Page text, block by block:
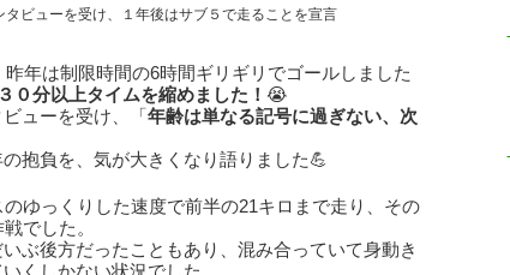
ビューを受け、１年後はサブ５で走ることを宣言
年は制限時間の6時間ギリギリでゴールしました
３０分以上タイムを縮めました！ 😭
ューを受け、「年齢は単なる記号に過ぎない、次
抱負を、気が大きくなり語りました💪
ゆっくりした速度で前半の21キロまで走り、その
でした。
ぶ後方だったこともあり、混み合っていて身動き